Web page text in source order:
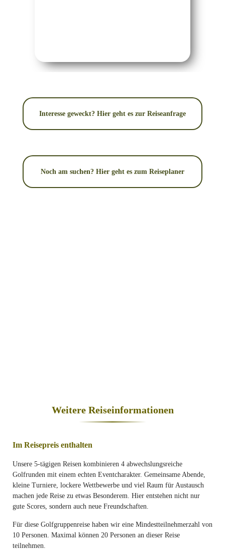
Interesse geweckt? Hier geht es zur Reiseanfrage
Noch am suchen? Hier geht es zum Reiseplaner
Weitere Reiseinformationen
Im Reisepreis enthalten
Unsere 5-tägigen Reisen kombinieren 4 abwechslungsreiche
Golfrunden mit einem echten Eventcharakter. Gemeinsame Abende,
kleine Turniere, lockere Wettbewerbe und viel Raum für Austausch
machen jede Reise zu etwas Besonderem. Hier entstehen nicht nur
gute Scores, sondern auch neue Freundschaften.
Für diese Golfgruppenreise haben wir eine Mindestteilnehmerzahl von
10 Personen. Maximal können 20 Personen an dieser Reise
teilnehmen.